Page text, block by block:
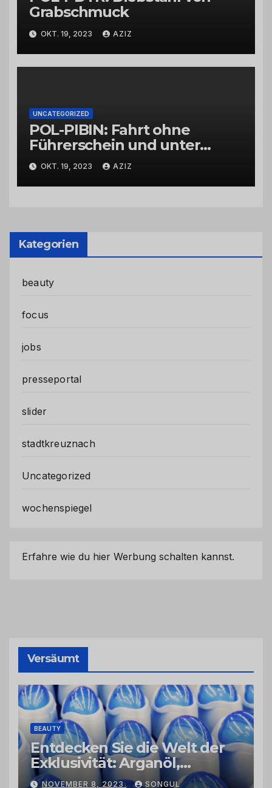
Grabschmuck
OKT. 19, 2023 AZIZ
UNCATEGORIZED
POL-PIBIN: Fahrt ohne
Führerschein und unter
Einfluss von Drogen
OKT. 19, 2023 AZIZ
Kategorien
beauty
focus
jobs
presseportal
slider
stadtkreuznach
Uncategorized
wochenspiegel
Erfahre wie du hier Werbung schalten kannst.
Versäumt
BEAUTY
Entdecken Sie die Welt der
Exklusivität: Arganöl,
Kaktusfeigenkernöl und
NOVEMBER 8, 2023 SONGUL